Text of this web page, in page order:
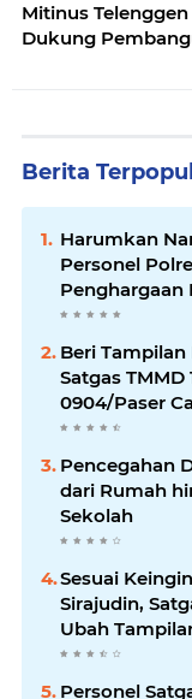
Mitinus
Dukung
Berita
Harumkan
Personel
Penghargaan
2026
Beri Tampilan
Satgas TMMD
0904/Paser
Marbot
Pencegahan
dari Rumah
Sekolah
Sesuai
Sirajudin,
Ubah
Personel